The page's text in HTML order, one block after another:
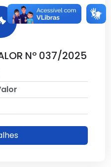
Nº 037/2025